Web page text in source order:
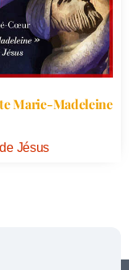
Marie-Madeleine
Jésus